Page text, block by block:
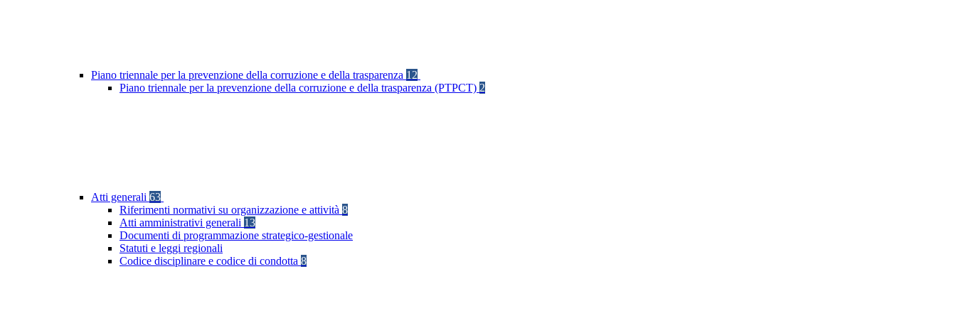
Piano triennale per la prevenzione della corruzione e della trasparenza 12
Piano triennale per la prevenzione della corruzione e della trasparenza (PTPCT) 2
Atti generali 63
Riferimenti normativi su organizzazione e attività 8
Atti amministrativi generali 13
Documenti di programmazione strategico-gestionale
Statuti e leggi regionali
Codice disciplinare e codice di condotta 8